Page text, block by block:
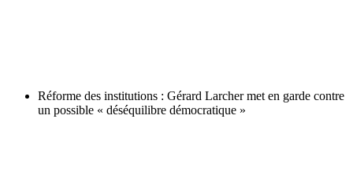
Réforme des institutions : Gérard Larcher met en garde contre
un possible « déséquilibre démocratique »